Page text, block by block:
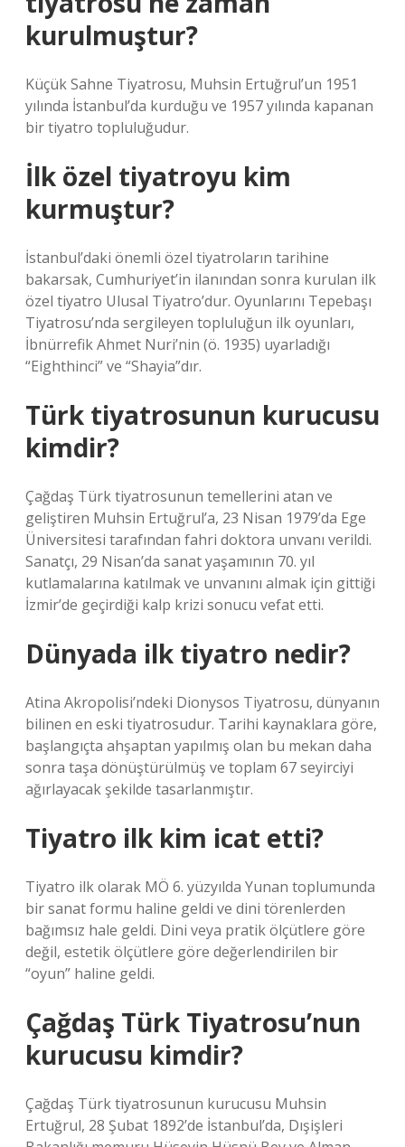
kurulmuştur?
Küçük Sahne Tiyatrosu, Muhsin Ertuğrul’un 1951
yılında İstanbul’da kurduğu ve 1957 yılında kapanan
bir tiyatro topluluğudur.
İlk özel tiyatroyu kim
kurmuştur?
İstanbul’daki önemli özel tiyatroların tarihine
bakarsak, Cumhuriyet’in ilanından sonra kurulan ilk
özel tiyatro Ulusal Tiyatro’dur. Oyunlarını Tepebaşı
Tiyatrosu’nda sergileyen topluluğun ilk oyunları,
İbnürrefik Ahmet Nuri’nin (ö. 1935) uyarladığı
“Eighthinci” ve “Shayia”dır.
Türk tiyatrosunun kurucusu
kimdir?
Çağdaş Türk tiyatrosunun temellerini atan ve
geliştiren Muhsin Ertuğrul’a, 23 Nisan 1979’da Ege
Üniversitesi tarafından fahri doktora unvanı verildi.
Sanatçı, 29 Nisan’da sanat yaşamının 70. yıl
kutlamalarına katılmak ve unvanını almak için gittiği
İzmir’de geçirdiği kalp krizi sonucu vefat etti.
Dünyada ilk tiyatro nedir?
Atina Akropolisi’ndeki Dionysos Tiyatrosu, dünyanın
bilinen en eski tiyatrosudur. Tarihi kaynaklara göre,
başlangıçta ahşaptan yapılmış olan bu mekan daha
sonra taşa dönüştürülmüş ve toplam 67 seyirciyi
ağırlayacak şekilde tasarlanmıştır.
Tiyatro ilk kim icat etti?
Tiyatro ilk olarak MÖ 6. yüzyılda Yunan toplumunda
bir sanat formu haline geldi ve dini törenlerden
bağımsız hale geldi. Dini veya pratik ölçütlere göre
değil, estetik ölçütlere göre değerlendirilen bir
“oyun” haline geldi.
Çağdaş Türk Tiyatrosu’nun
kurucusu kimdir?
Çağdaş Türk tiyatrosunun kurucusu Muhsin
Ertuğrul, 28 Şubat 1892’de İstanbul’da, Dışişleri